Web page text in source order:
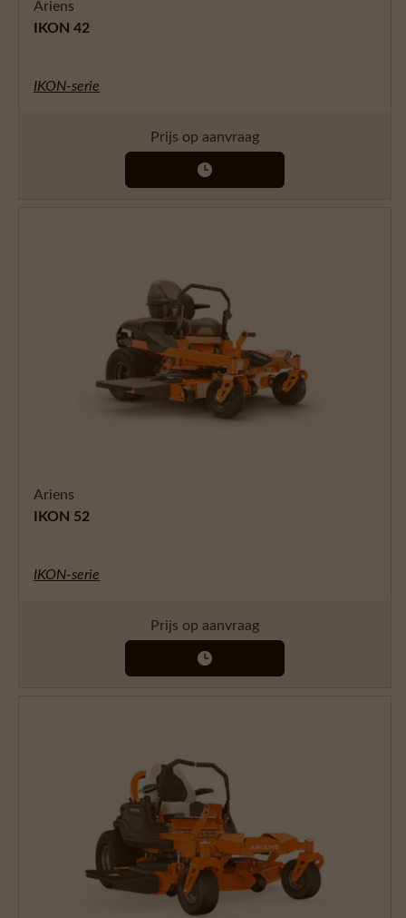
Ariens
IKON 42
IKON-serie
Prijs op aanvraag
Ariens
IKON 52
IKON-serie
Prijs op aanvraag